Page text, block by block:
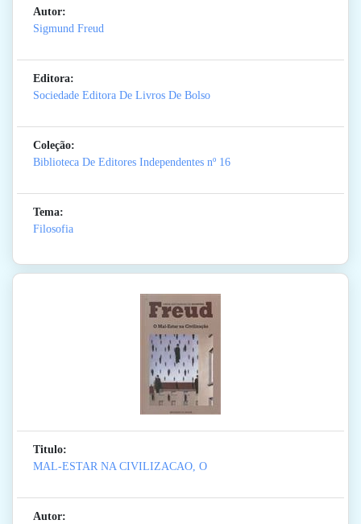
Autor:
Sigmund Freud
Editora:
Sociedade Editora De Livros De Bolso
Coleção:
Biblioteca De Editores Independentes nº 16
Tema:
Filosofia
Titulo:
MAL-ESTAR NA CIVILIZACAO, O
Autor: